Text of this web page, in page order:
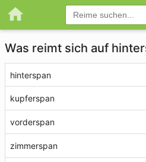
Was reimt sich auf
hinterspan
kupferspan
vorderspan
zimmerspan